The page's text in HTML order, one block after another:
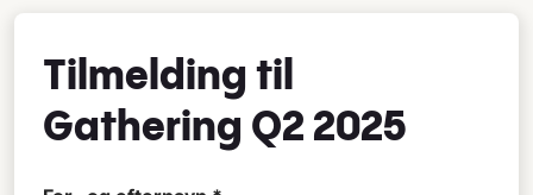
Tilmelding til
Gathering Q2 2025